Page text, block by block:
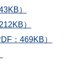
）
）
：469KB）